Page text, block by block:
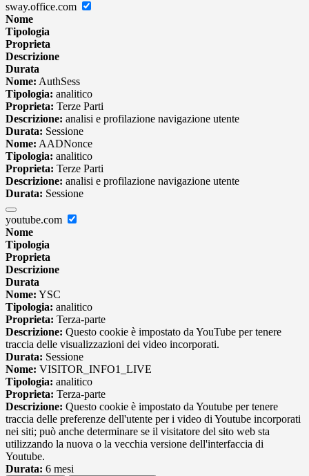
sway.office.com
Nome
Tipologia
Proprieta
Descrizione
Durata
Nome: AuthSess
Tipologia: analitico
Proprieta: Terze Parti
Descrizione: analisi e profilazione navigazione utente
Durata: Sessione
Nome: AADNonce
Tipologia: analitico
Proprieta: Terze Parti
Descrizione: analisi e profilazione navigazione utente
Durata: Sessione
youtube.com
Nome
Tipologia
Proprieta
Descrizione
Durata
Nome: YSC
Tipologia: analitico
Proprieta: Terza-parte
Descrizione: Questo cookie è impostato da YouTube per tenere
traccia delle visualizzazioni dei video incorporati.
Durata: Sessione
Nome: VISITOR_INFO1_LIVE
Tipologia: analitico
Proprieta: Terza-parte
Descrizione: Questo cookie è impostato da Youtube per tenere
traccia delle preferenze dell'utente per i video di Youtube incorporati
nei siti; può anche determinare se il visitatore del sito web sta
utilizzando la nuova o la vecchia versione dell'interfaccia di
Youtube.
Durata: 6 mesi